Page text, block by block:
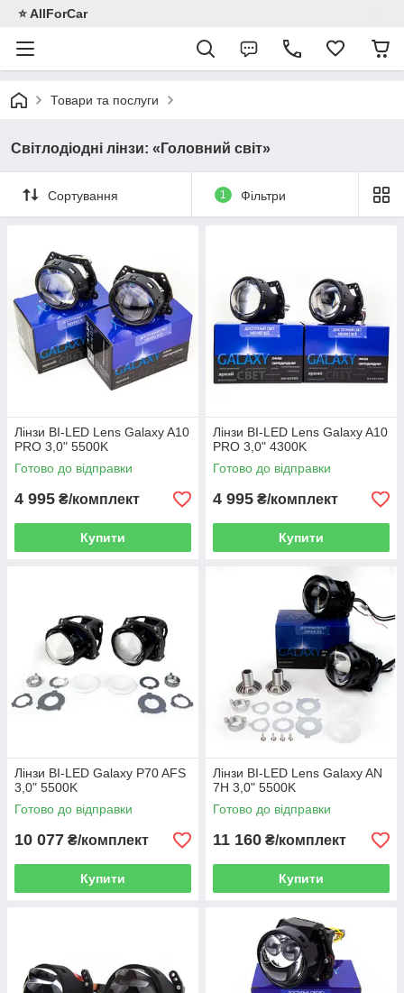
⭐️ AllForCar
Товари та послуги
Світлодіодні лінзи: «Головний світ»
Сортування 1 Фільтри
Лінзи BI-LED Lens Galaxy A10
PRO 3,0" 5500K
Готово до відправки
4 995 ₴/комплект
Купити
Лінзи BI-LED Lens Galaxy A10
PRO 3,0" 4300K
Готово до відправки
4 995 ₴/комплект
Купити
Лінзи BI-LED Galaxy P70 AFS
3,0" 5500K
Готово до відправки
10 077 ₴/комплект
Купити
Лінзи BI-LED Lens Galaxy AN
7H 3,0" 5500K
Готово до відправки
11 160 ₴/комплект
Купити